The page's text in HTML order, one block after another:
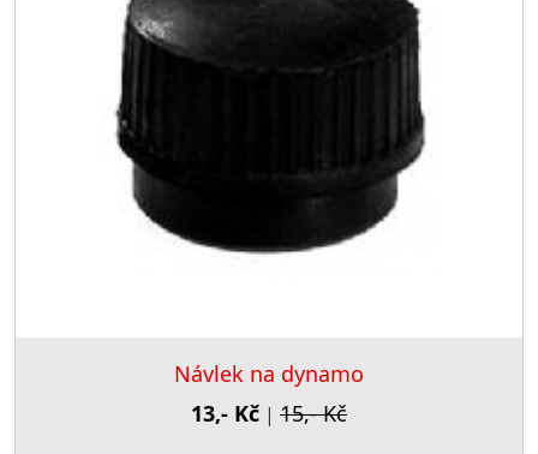
Návlek na dynamo
13,- Kč | 15,- Kč